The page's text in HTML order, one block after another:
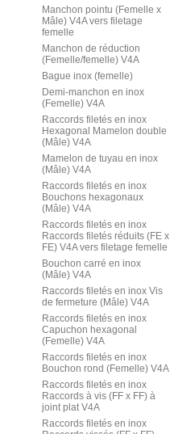
Manchon pointu (Femelle x
Mâle) V4A vers filetage
femelle
Manchon de réduction
(Femelle/femelle) V4A
Bague inox (femelle)
Demi-manchon en inox
(Femelle) V4A
Raccords filetés en inox
Hexagonal Mamelon double
(Mâle) V4A
Mamelon de tuyau en inox
(Mâle) V4A
Raccords filetés en inox
Bouchons hexagonaux
(Mâle) V4A
Raccords filetés en inox
Raccords filetés réduits (FE x
FE) V4A vers filetage femelle
Bouchon carré en inox
(Mâle) V4A
Raccords filetés en inox Vis
de fermeture (Mâle) V4A
Raccords filetés en inox
Capuchon hexagonal
(Femelle) V4A
Raccords filetés en inox
Bouchon rond (Femelle) V4A
Raccords filetés en inox
Raccords à vis (FF x FF) à
joint plat V4A
Raccords filetés en inox